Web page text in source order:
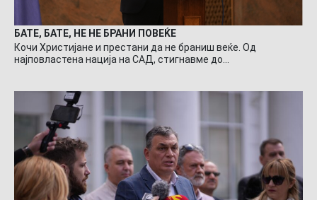
БАТЕ, БАТЕ, НЕ НЕ БРАНИ ПОВЕЌЕ
Кочи Христијане и престани да не браниш веќе. Од
најповластена нација на САД, стигнавме до…